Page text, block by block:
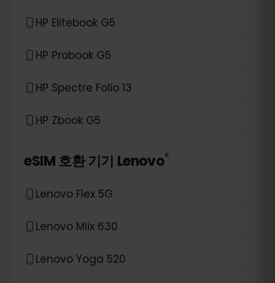
HP Elitebook G5
HP Probook G5
HP Spectre Folio 13
HP Zbook G5
eSIM 호환 기기 Lenovo*
Lenovo Flex 5G
Lenovo Miix 630
Lenovo Yoga 520